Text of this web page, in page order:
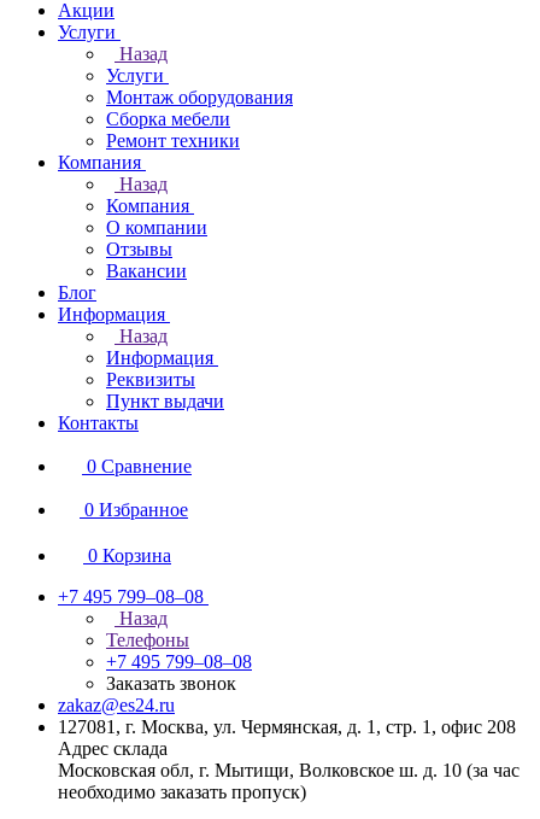
Акции
Услуги
Назад
Услуги
Монтаж оборудования
Сборка мебели
Ремонт техники
Компания
Назад
Компания
О компании
Отзывы
Вакансии
Блог
Информация
Назад
Информация
Реквизиты
Пункт выдачи
Контакты
0 Сравнение
0 Избранное
0 Корзина
+7 495 799–08–08
Назад
Телефоны
+7 495 799–08–08
Заказать звонок
zakaz@es24.ru
127081, г. Москва, ул. Чермянская, д. 1, стр. 1, офис 208
Адрес склада
Московская обл, г. Мытищи, Волковское ш. д. 10 (за час
необходимо заказать пропуск)